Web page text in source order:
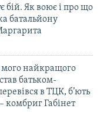
бій. Як воює і про що
батальйону
найкращого
батьком-
в ТЦК, б’ють
комбриг Габінет